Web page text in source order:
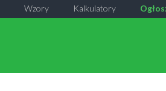
Kalkulatory
Wzory